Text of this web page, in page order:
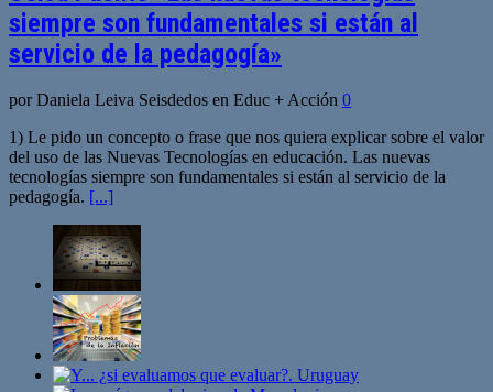
siempre son fundamentales si están al
servicio de la pedagogía»
por Daniela Leiva Seisdedos en Educ + Acción 0
1) Le pido un concepto o frase que nos quiera explicar sobre el valor
del uso de las Nuevas Tecnologías en educación. Las nuevas
tecnologías siempre son fundamentales si están al servicio de la
pedagogía. [...]